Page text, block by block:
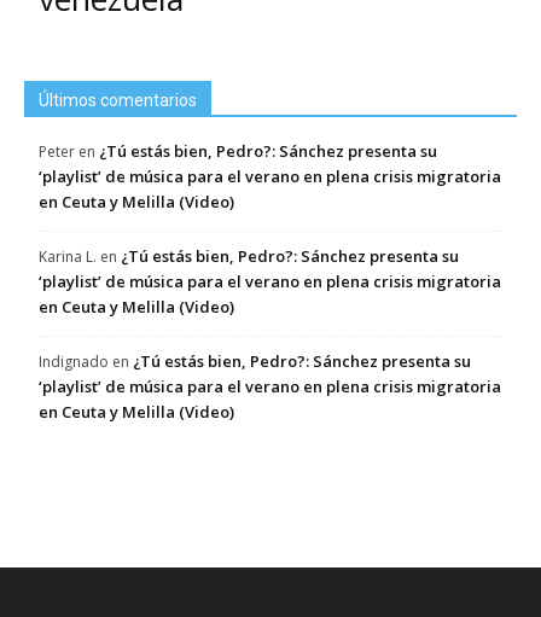
Últimos comentarios
Peter en ¿Tú estás bien, Pedro?: Sánchez presenta su
‘playlist’ de música para el verano en plena crisis migratoria
en Ceuta y Melilla (Video)
Karina L. en ¿Tú estás bien, Pedro?: Sánchez presenta su
‘playlist’ de música para el verano en plena crisis migratoria
en Ceuta y Melilla (Video)
Indignado en ¿Tú estás bien, Pedro?: Sánchez presenta su
‘playlist’ de música para el verano en plena crisis migratoria
en Ceuta y Melilla (Video)